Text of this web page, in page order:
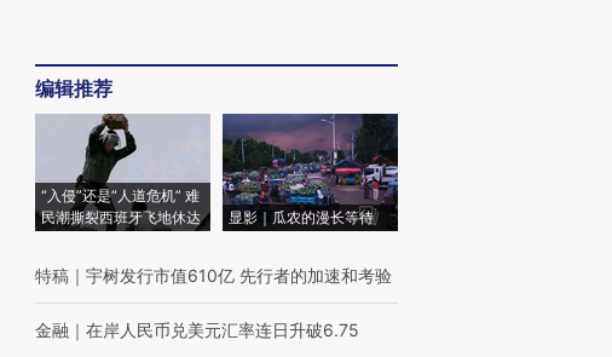
编辑推荐
“入侵”还是“人道危机” 难
民潮撕裂西班牙飞地休达
显影｜瓜农的漫长等待
特稿 ｜ 宇树发行市值610亿 先行者的加速和考验
金融 ｜ 在岸人民币兑美元汇率连日升破6.75